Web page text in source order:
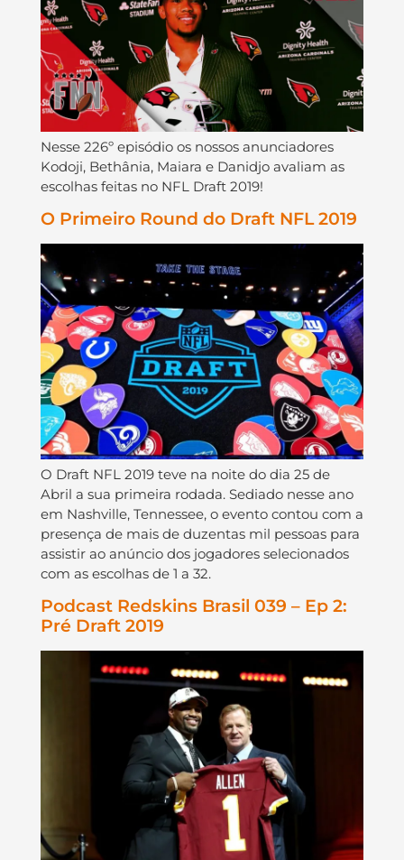
Nesse 226º episódio os nossos anunciadores
Kodoji, Bethânia, Maiara e Danidjo avaliam as
escolhas feitas no NFL Draft 2019!
O Primeiro Round do Draft NFL 2019
O Draft NFL 2019 teve na noite do dia 25 de
Abril a sua primeira rodada. Sediado nesse ano
em Nashville, Tennessee, o evento contou com a
presença de mais de duzentas mil pessoas para
assistir ao anúncio dos jogadores selecionados
com as escolhas de 1 a 32.
Podcast Redskins Brasil 039 – Ep 2:
Pré Draft 2019